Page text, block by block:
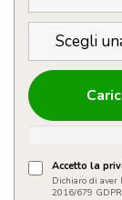
Accetto la
Dichiaro di aver
2016/679 GDPR